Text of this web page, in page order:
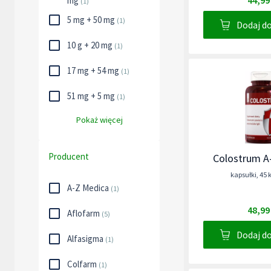
5 mg + 50 mg (1)
10 g + 20 mg (1)
17 mg + 54 mg (1)
51 mg + 5 mg (1)
Pokaż więcej
Producent
A-Z Medica (1)
Aflofarm (5)
Alfasigma (1)
Colfarm (1)
Dodaj
Colostrum
kapsułki, 45
48,99
Dodaj